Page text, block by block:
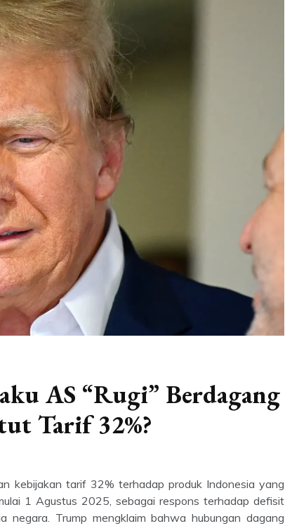
AS “Rugi” Berdagang
Tarif 32%?
kebijakan tarif 32% terhadap produk Indonesia yang
1 Agustus 2025, sebagai respons terhadap defisit
negara. Trump mengklaim bahwa hubungan dagang